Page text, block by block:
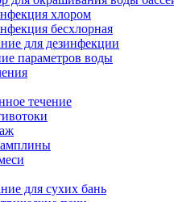
хлором
бесхлорная
для дезинфекции
параметров воды
течение
для сухих бань